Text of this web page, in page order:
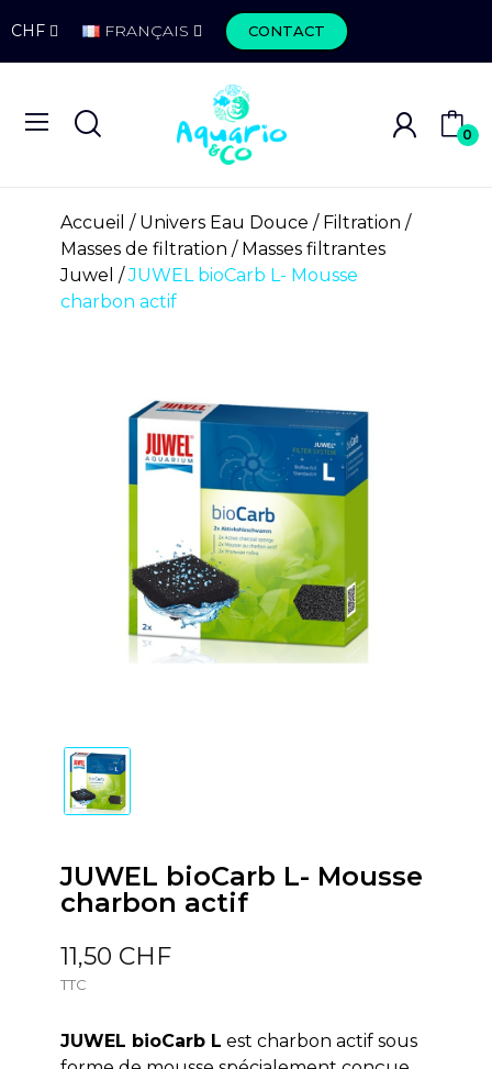
CHF FRANÇAIS CONTACT
0
Accueil Univers Eau Douce
Filtration
Masses de filtration
Masses filtrantes
Juwel
JUWEL bioCarb L- Mousse
charbon actif
JUWEL bioCarb L- Mousse
charbon actif
11,50 CHF
TTC
JUWEL bioCarb L est charbon actif sous